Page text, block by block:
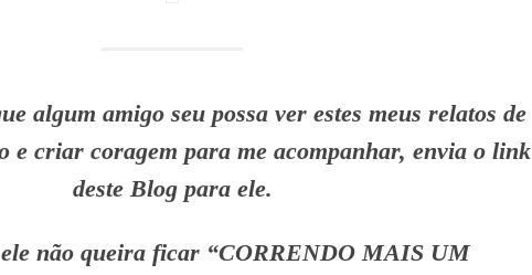
algum amigo seu possa ver estes meus relatos de
e criar coragem para me acompanhar, envia o link
deste Blog para ele.
ele não queira ficar “CORRENDO MAIS UM